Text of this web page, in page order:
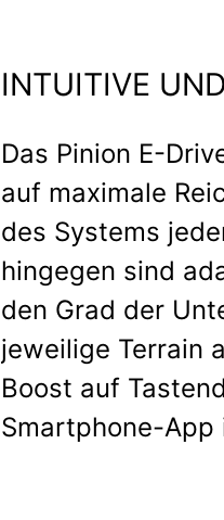
INTUITIVE
Das Pinion E-
auf maximale
des Systems
hingegen sind
den Grad der
jeweilige Terrain
Boost auf
Smartphone-App